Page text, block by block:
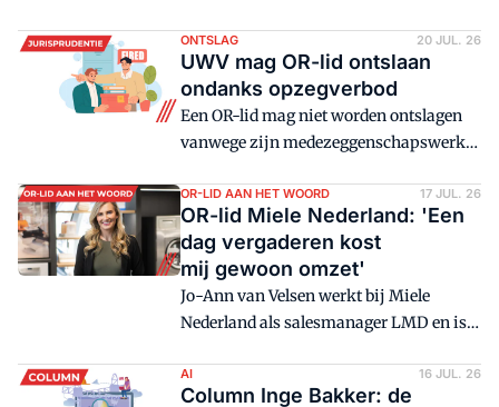
pensioenregelingen tijdig en zorgvuldig
worden aangepast. Ook voor
ondernemingsraden is het daarom
belangrijk om alert te blijven.
ONTSLAG 20 JUL. 26
UWV mag OR-lid ontslaan
ondanks opzegverbod
Een OR-lid mag niet worden ontslagen
vanwege zijn medezeggenschapswerk.
zo bevestigt het hof Den Haag in een
recente uitspraak.
OR-LID AAN HET WOORD 17 JUL. 26
OR-lid Miele Nederland: 'Een
dag vergaderen kost
mij gewoon omzet'
Jo-Ann van Velsen werkt bij Miele
Nederland als salesmanager LMD en is
Na een intense reorganisatieperiode is
de rust teruggekeerd. "We kijken nog wel
AI 16 JUL. 26
Column Inge Bakker: de